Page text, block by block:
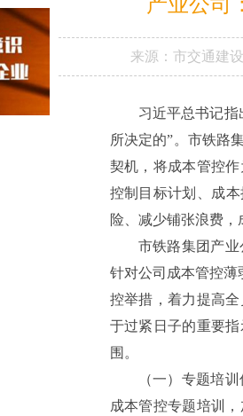
来源： 市交通建
习近平总书记
所决定的”。市铁路
契机，将成本管控
控制目标计划、成
险、减少铺张浪费
市铁路集团产
针对公司成本管控薄
控举措，着力提高
于过紧日子的重要
围。
（一）专题培
成本管控专题培训